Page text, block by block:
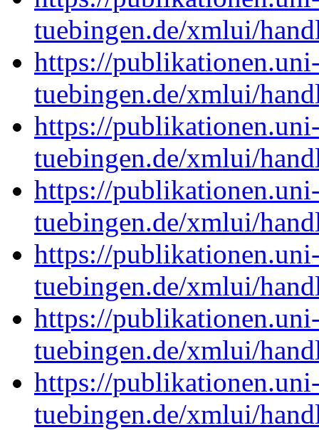
tuebingen.de/xmlui/
https://
tuebingen.de/xmlui/
https://
tuebingen.de/xmlui/
https://
tuebingen.de/xmlui/
https://
tuebingen.de/xmlui/
https://
tuebingen.de/xmlui/
https://
tuebingen.de/xmlui/